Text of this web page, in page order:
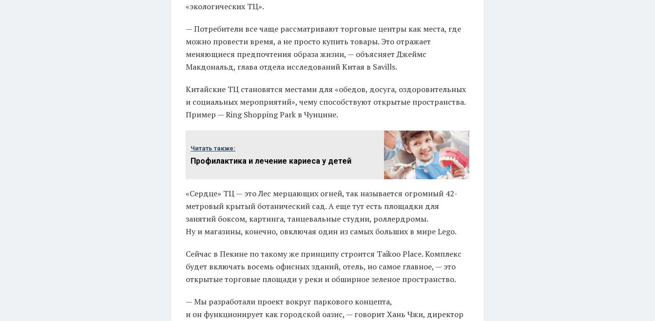
«экологических ТЦ».
— Потребители все чаще рассматривают торговые центры как места, где
можно провести время, а не просто купить товары. Это отражает
меняющиеся предпочтения образа жизни, — объясняет Джеймс
Макдональд, глава отдела исследований Китая в Savills.
Китайские ТЦ становятся местами для «обедов, досуга, оздоровительных
и социальных мероприятий», чему способствуют открытые пространства.
Пример — Ring Shopping Park в Чунцине.
Читать также:
Профилактика и лечение кариеса у детей
«Сердце» ТЦ — это Лес мерцающих огней, так называется огромный 42-
метровый крытый ботанический сад. А еще тут есть площадки для
занятий боксом, картинга, танцевальные студии, роллердромы.
Ну и магазины, конечно, овключая один из самых больших в мире Lego.
Сейчас в Пекине по такому же принципу строится Taikoo Place. Комплекс
будет включать восемь офисных зданий, отель, но самое главное, — это
открытые торговые площади у реки и обширное зеленое пространство.
— Мы разработали проект вокруг паркового концепта,
и он функционирует как городской оазис, — говорит Хань Чжи, директор